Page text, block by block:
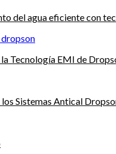
del agua eficiente con
Tecnología EMI de
Sistemas Antical